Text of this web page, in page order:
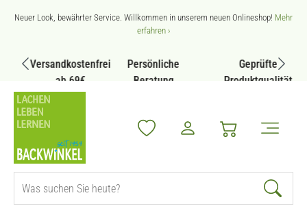
Zum Hauptinhalt springen
Neuer Look, bewährter Service. Willkommen in unserem neuen Onlineshop! Mehr
erfahren ›
Versandkostenfrei
ab 69€
Persönliche
Beratung
Geprüfte
Produktqualität